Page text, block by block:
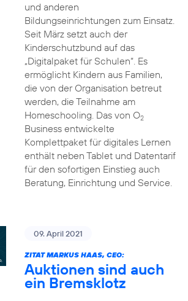
und anderen
Bildungseinrichtungen zum Einsatz.
Seit März setzt auch der
Kinderschutzbund auf das
„Digitalpaket für Schulen“. Es
ermöglicht Kindern aus Familien,
die von der Organisation betreut
werden, die Teilnahme am
Homeschooling. Das von O2
Business entwickelte
Komplettpaket für digitales Lernen
enthält neben Tablet und Datentarif
für den sofortigen Einstieg auch
Beratung, Einrichtung und Service.
09. April 2021
ZITAT MARKUS HAAS, CEO:
Auktionen sind auch
ein Bremsklotz